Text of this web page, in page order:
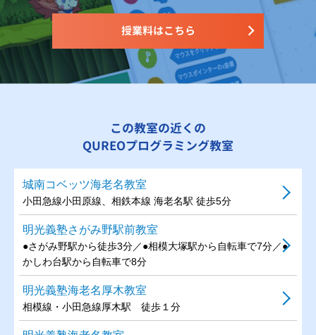
授業料はこちら
この教室の近くの
QUREOプログラミング教室
城南コベッツ海老名教室
小田急線小田原線、相鉄本線 海老名駅 徒歩5分
明光義塾さがみ野駅前教室
●さがみ野駅から徒歩3分／●相模大塚駅から自転車で7分／●
かしわ台駅から自転車で8分
明光義塾海老名厚木教室
相模線・小田急線厚木駅 徒歩１分